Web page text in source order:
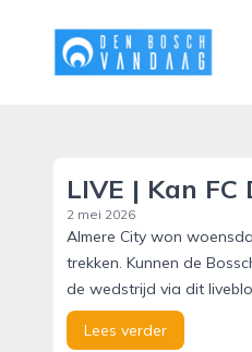
denboschvandaag.nl
LIVE | Kan
2 mei 2026
Almere City won
trekken. Kunnen de
de wedstrijd via dit
Lees verder